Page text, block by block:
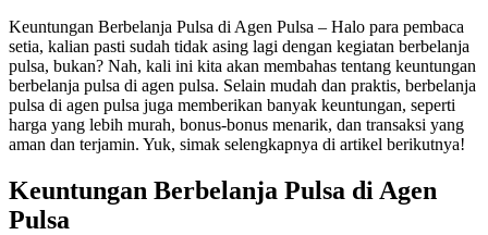
Keuntungan Berbelanja Pulsa di Agen Pulsa – Halo para pembaca
setia, kalian pasti sudah tidak asing lagi dengan kegiatan berbelanja
pulsa, bukan? Nah, kali ini kita akan membahas tentang keuntungan
berbelanja pulsa di agen pulsa. Selain mudah dan praktis, berbelanja
pulsa di agen pulsa juga memberikan banyak keuntungan, seperti
harga yang lebih murah, bonus-bonus menarik, dan transaksi yang
aman dan terjamin. Yuk, simak selengkapnya di artikel berikutnya!
Keuntungan Berbelanja Pulsa di Agen
Pulsa